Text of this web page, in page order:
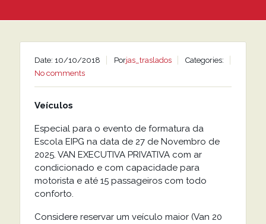
Date: 10/10/2018 Porjas_traslados
Categories:
No comments
Veículos
Especial para o evento de formatura da
Escola EIPG na data de 27 de Novembro de
2025. VAN EXECUTIVA PRIVATIVA com ar
condicionado e com capacidade para
motorista e até 15 passageiros com todo
conforto.
Considere reservar um veículo maior (Van 20